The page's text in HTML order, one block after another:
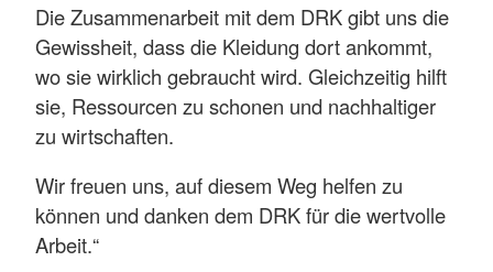
Die Zusammenarbeit mit dem DRK gibt uns die
Gewissheit, dass die Kleidung dort ankommt,
wo sie wirklich gebraucht wird. Gleichzeitig hilft
sie, Ressourcen zu schonen und nachhaltiger
zu wirtschaften.
Wir freuen uns, auf diesem Weg helfen zu
können und danken dem DRK für die wertvolle
Arbeit.“